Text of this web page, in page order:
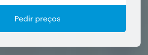
Pedir preços